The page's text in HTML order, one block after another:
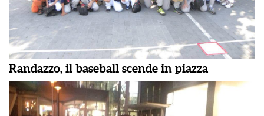
Randazzo, il baseball scende in piazza